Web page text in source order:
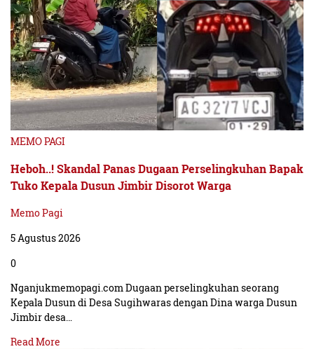
MEMO PAGI
Heboh..! Skandal Panas Dugaan Perselingkuhan Bapak
Tuko Kepala Dusun Jimbir Disorot Warga
Memo Pagi
5 Agustus 2026
0
Nganjukmemopagi.com Dugaan perselingkuhan seorang
Kepala Dusun di Desa Sugihwaras dengan Dina warga Dusun
Jimbir desa…
Read More